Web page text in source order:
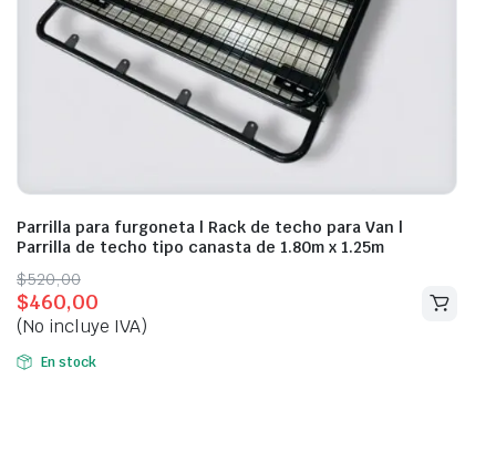
Parrilla para furgoneta | Rack de techo para Van |
Parrilla de techo tipo canasta de 1.80m x 1.25m
$520,00
Original
price
was:
$520,00.
$460,00
Current
price
is:
$460,00.
(No incluye IVA)
En stock